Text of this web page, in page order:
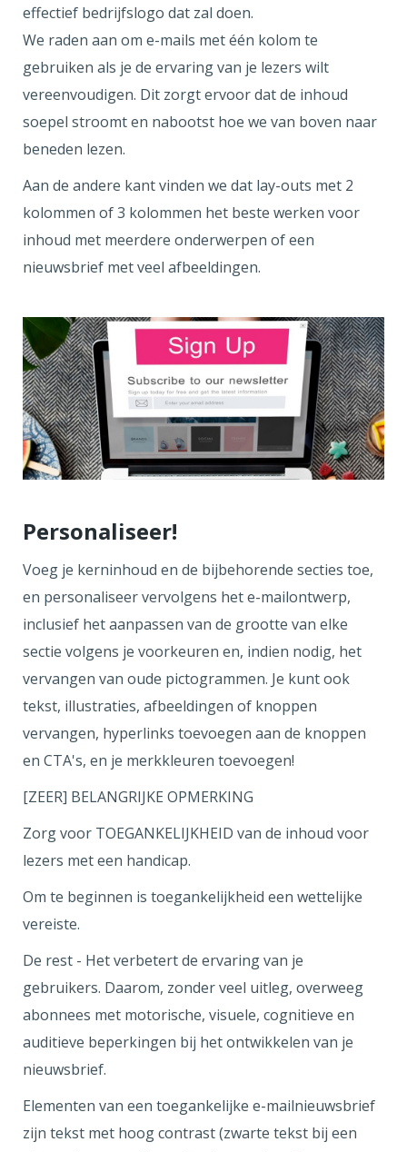
effectief bedrijfslogo dat zal doen.
We raden aan om e-mails met één kolom te
gebruiken als je de ervaring van je lezers wilt
vereenvoudigen. Dit zorgt ervoor dat de inhoud
soepel stroomt en nabootst hoe we van boven naar
beneden lezen.
Aan de andere kant vinden we dat lay-outs met 2
kolommen of 3 kolommen het beste werken voor
inhoud met meerdere onderwerpen of een
nieuwsbrief met veel afbeeldingen.
Personaliseer!
Voeg je kerninhoud en de bijbehorende secties toe,
en personaliseer vervolgens het e-mailontwerp,
inclusief het aanpassen van de grootte van elke
sectie volgens je voorkeuren en, indien nodig, het
vervangen van oude pictogrammen. Je kunt ook
tekst, illustraties, afbeeldingen of knoppen
vervangen, hyperlinks toevoegen aan de knoppen
en CTA's, en je merkkleuren toevoegen!
[ZEER] BELANGRIJKE OPMERKING
Zorg voor TOEGANKELIJKHEID van de inhoud voor
lezers met een handicap.
Om te beginnen is toegankelijkheid een wettelijke
vereiste.
De rest - Het verbetert de ervaring van je
gebruikers. Daarom, zonder veel uitleg, overweeg
abonnees met motorische, visuele, cognitieve en
auditieve beperkingen bij het ontwikkelen van je
nieuwsbrief.
Elementen van een toegankelijke e-mailnieuwsbrief
zijn tekst met hoog contrast (zwarte tekst bij een